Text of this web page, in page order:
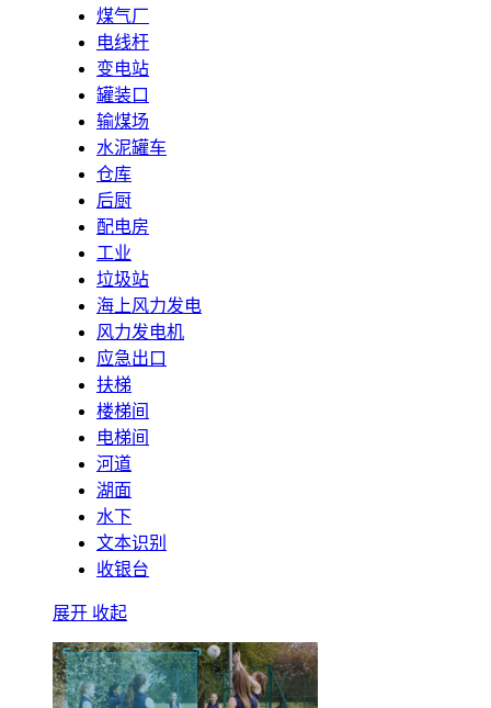
煤气厂
电线杆
变电站
罐装口
输煤场
水泥罐车
仓库
后厨
配电房
工业
垃圾站
海上风力发电
风力发电机
应急出口
扶梯
楼梯间
电梯间
河道
湖面
水下
文本识别
收银台
展开 收起